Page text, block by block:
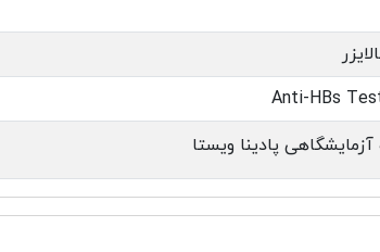
Anti-HBs
آزمایشگاهی پادینا ویستا